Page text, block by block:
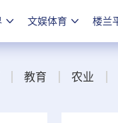
文娱体育 楼兰
教育 农业